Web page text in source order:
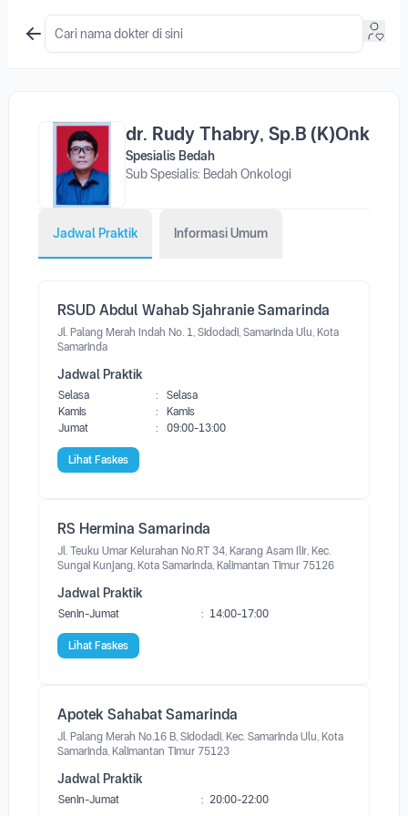
dr. Rudy Thabry, Sp.B (K)Onk
Spesialis Bedah
Sub Spesialis: Bedah Onkologi
Jadwal Praktik Informasi Umum
RSUD Abdul Wahab Sjahranie Samarinda
Jl. Palang Merah Indah No. 1, Sidodadi, Samarinda Ulu, Kota
Samarinda
Jadwal Praktik
Selasa :
Selasa
Kamis
:
Kamis
Jumat
: 09:00-13:00
Lihat Faskes
RS Hermina Samarinda
Jl. Teuku Umar Kelurahan No.RT 34, Karang Asam Ilir, Kec.
Sungai Kunjang, Kota Samarinda, Kalimantan Timur 75126
Jadwal Praktik
Senin-Jumat : 14:00-17:00
Lihat Faskes
Apotek Sahabat Samarinda
Jl. Palang Merah No.16 B, Sidodadi, Kec. Samarinda Ulu, Kota
Samarinda, Kalimantan Timur 75123
Jadwal Praktik
Senin-Jumat : 20:00-22:00